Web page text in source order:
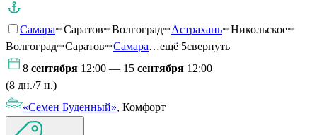
Самара Саратов Волгоград Астрахань
Никольское
Волгоград
Саратов Самара…ещё 5свернуть
8 сентября 12:00 — 15 сентября 12:00
(8 дн./7 н.)
«Семен Буденный», Комфорт